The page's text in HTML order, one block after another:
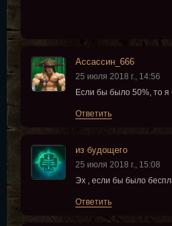
Ассассин_666
25 июля 2018 г., 14:56
Если бы было 50%, то я
Ответить
из будощего
25 июля 2018 г., 15:08
Эх , если бы было
Ответить